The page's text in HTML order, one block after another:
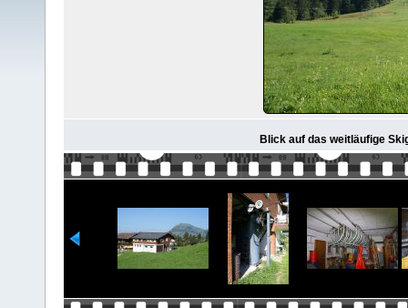
Blick auf das weitläufige